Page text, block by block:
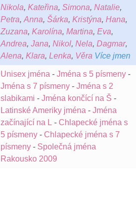
Nikola, Kateřina, Simona, Natalie,
Petra, Anna, Šárka, Kristýna, Hana,
Zuzana, Karolína, Martina, Eva,
Andrea, Jana, Nikol, Nela, Dagmar,
Alena, Klara, Lenka, Věra Více jmen
Unisex jména - Jména s 5 písmeny -
Jména s 7 písmeny - Jména s 2
slabikami - Jména končící na Š -
Latinské Ameriky jména - Jména
začínající na L - Chlapecké jména s
5 písmeny - Chlapecké jména s 7
písmeny - Společná jména
Rakousko 2009